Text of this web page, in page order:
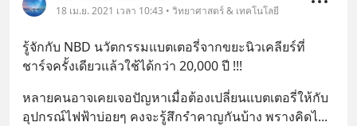
18 เม.ย. 2021 เวลา 10:43 • วิทยาศาสตร์ & เทคโนโลยี
รู้จักกับ NBD นวัตกรรมแบตเตอรี่จากขยะนิวเคลียร์ที่
ชาร์จครั้งเดียวแล้วใช้ได้กว่า 20,000 ปี !!!
หลายคนอาจเคยเจอปัญหาเมื่อต้องเปลี่ยนแบตเตอรี่ให้กับ
อุปกรณ์ไฟฟ้าบ่อยๆ คงจะรู้สึกรำคาญกันบ้าง พรางคิดไ